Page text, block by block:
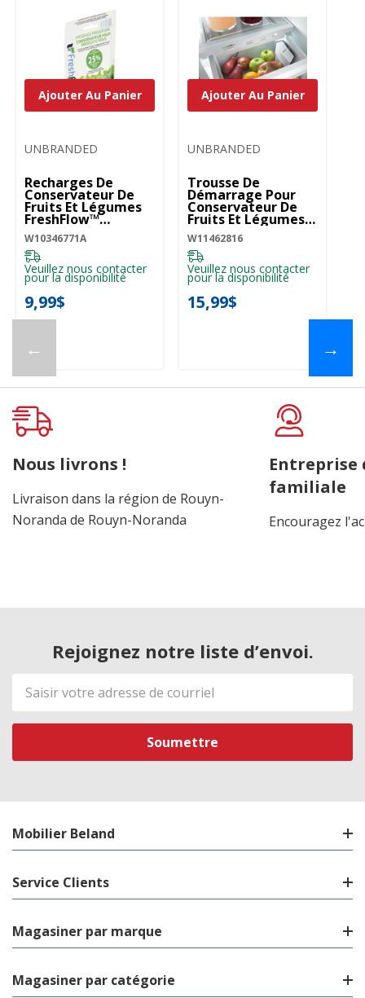
←
UNBRANDED
Recharges De
Conservateur De
Fruits Et Légumes
FreshFlow™
W10346771A
W10346771A
Veuillez nous contacter
pour la disponibilité
9,99$
Ajouter Au Panier
UNBRANDED
Trousse De
Démarrage Pour
Conservateur De
Fruits Et Légumes
W11462816
W11462816
Veuillez nous contacter
pour la disponibilité
15,99$
Ajouter Au Panier
→
Nous livrons !
Livraison dans la région de Rouyn-
Noranda de Rouyn-Noranda
Entreprise
familiale
Encouragez
Rejoignez notre liste d’envoi.
Adresse
de
courriel
Mobilier Beland
Service Clients
Magasiner par marque
Magasiner par catégorie